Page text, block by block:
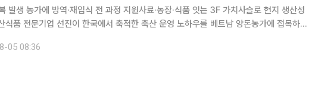
발생 농가에 방역·재입식 전 과정 지원사료·농장·식품 잇는 3F 가치사슬로 현지 생산성
잇는 ‘3F 가치사슬’을 기반으로 베트남 현
05 08:36